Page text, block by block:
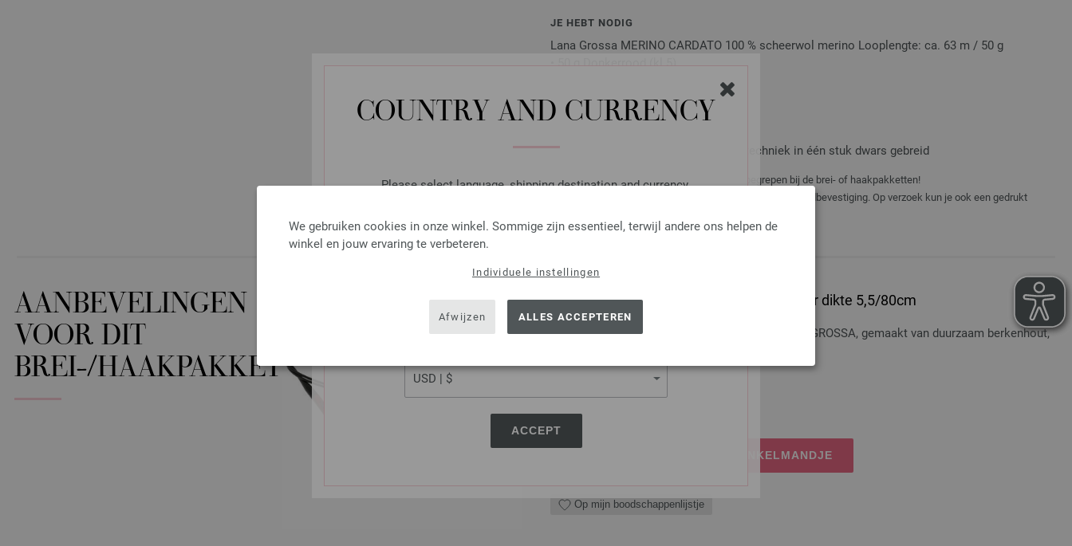
COUNTRY AND CURRENCY
Please select language, shipping destination and currency.
SHIPPING TO
USA - The United States of America
ACCEPT
We gebruiken cookies in onze winkel. Sommige zijn essentieel, terwijl andere ons helpen de
winkel en jouw ervaring te verbeteren.
Individuele instellingen
Afwijzen ALLES ACCEPTEREN
JE HEBT NODIG
Lana Grossa MERINO CARDATO 100 % scheerwol merino Looplengte: ca. 63 m / 50 g
• 50 g Donkerrood (kl 5)
• 50 g Magenta (kl 6)
• Breinaalden nr. 5,5
De bestekhouders worden in intarsiatechniek in één stuk dwars gebreid
Naalden, knopen en accessoires zijn niet inbegrepen bij de brei- of haakpakketten!
Je ontvangt het breipatroon gratis per e-mail met je verzendbevestiging. Op verzoek kun je ook een gedrukt
AANBEVELINGEN
VOOR DIT
BREI-/HAAKPAKKET
Rondbreinaalden Designer Hout Multicolor dikte 5,5/80cm
Rondbreinaalden designer hout Multicolor LANA GROSSA, gemaakt van duurzaam berkenhout,
9,73 $ excl. btw, excl.
AANTAL
IN MIJN WINKELMANDJE
Op mijn boodschappenlijstje